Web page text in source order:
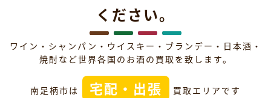
ください。
ワイン・シャンパン・ウイスキー・ブランデー・日本酒・
焼酎など世界各国のお酒の買取を致します。
南足柄市は 宅配・出張 買取エリアです